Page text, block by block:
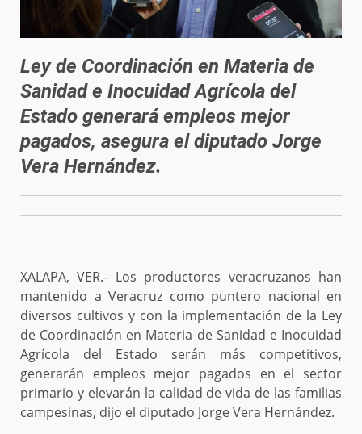
Ley de Coordinación en Materia de
Sanidad e Inocuidad Agrícola del
Estado generará empleos mejor
pagados, asegura el diputado Jorge
Vera Hernández.
XALAPA, VER.- Los productores veracruzanos han
mantenido a Veracruz como puntero nacional en
diversos cultivos y con la implementación de la Ley
de Coordinación en Materia de Sanidad e Inocuidad
Agrícola del Estado serán más competitivos,
generarán empleos mejor pagados en el sector
primario y elevarán la calidad de vida de las familias
campesinas, dijo el diputado Jorge Vera Hernández.